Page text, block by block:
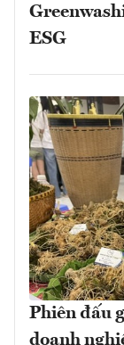
ESG
Phiên đấu
doanh